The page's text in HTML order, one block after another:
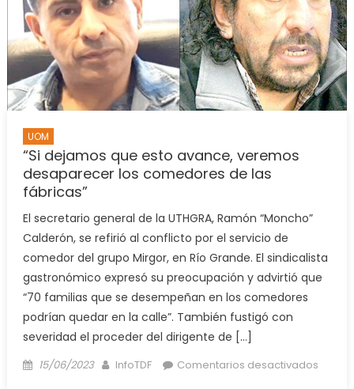
la
UOM
no
UOM
“Si dejamos que esto avance, veremos
desaparecer los comedores de las
fábricas”
El secretario general de la UTHGRA, Ramón “Moncho”
Calderón, se refirió al conflicto por el servicio de
comedor del grupo Mirgor, en Río Grande. El sindicalista
gastronómico expresó su preocupación y advirtió que
“70 familias que se desempeñan en los comedores
podrían quedar en la calle”. También fustigó con
severidad el proceder del dirigente de […]
Posted
15/06/2023 Author
InfoTDF Comentarios desactivadosen